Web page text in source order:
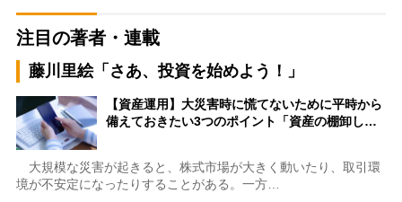
注目の著者・連載
藤川里絵「さあ、投資を始めよう！」
【資産運用】大災害時に慌てないために平時から
備えておきたい3つのポイント「資産の棚卸し…
大規模な災害が起きると、株式市場が大きく動いたり、取引環
境が不安定になったりすることがある。一方…